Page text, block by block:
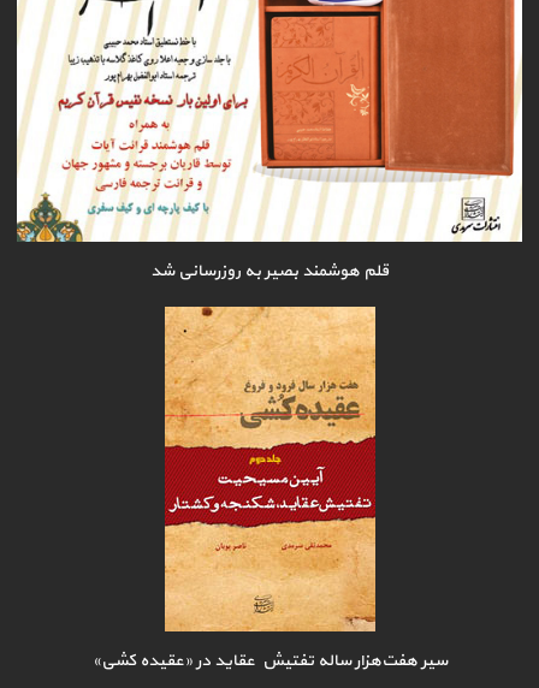
قلم هوشمند بصیر به روزرسانی شد
سیر هفت‌هزار ساله تفتیش عقاید در «عقیده کشی»